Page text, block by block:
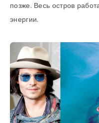
позже. Весь остров
энергии.